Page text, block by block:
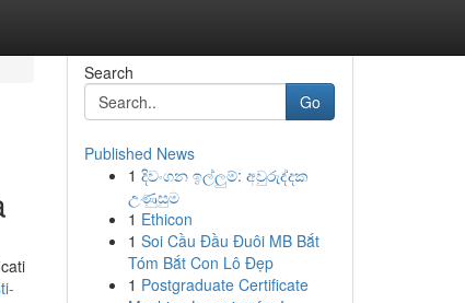
Search
Go
Published News
1 දිවංගන ඉල්ලුම්: අවුරුද්දක
උණුසුම
1 Ethicon
1 Soi Cầu Đầu Đuôi MB Bắt
Tóm Bắt Con Lô Đẹp
1 Postgraduate Certificate